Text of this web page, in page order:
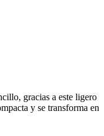
gracias a este ligero
y se transforma en